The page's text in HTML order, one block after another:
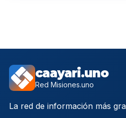
caayari.uno
Red Misiones.uno
La red de información más